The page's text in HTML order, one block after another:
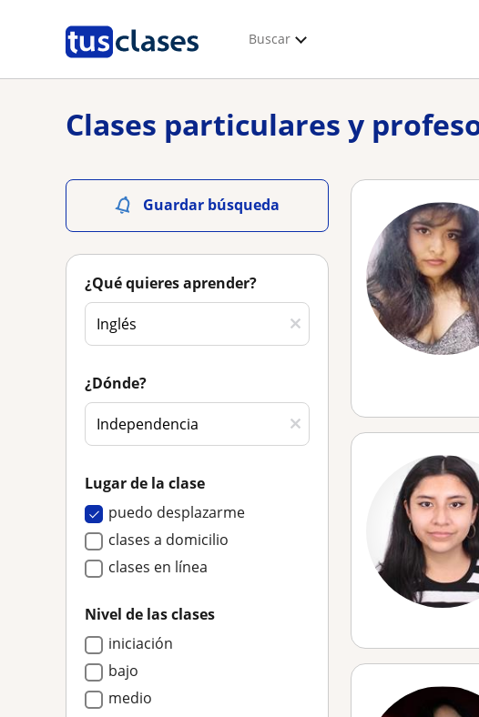
Buscar
Clases particulares y
Guardar búsqueda
¿Qué quieres aprender?
¿Dónde?
Lugar de la clase
puedo desplazarme
clases a domicilio
clases en línea
Nivel de las clases
iniciación
bajo
medio